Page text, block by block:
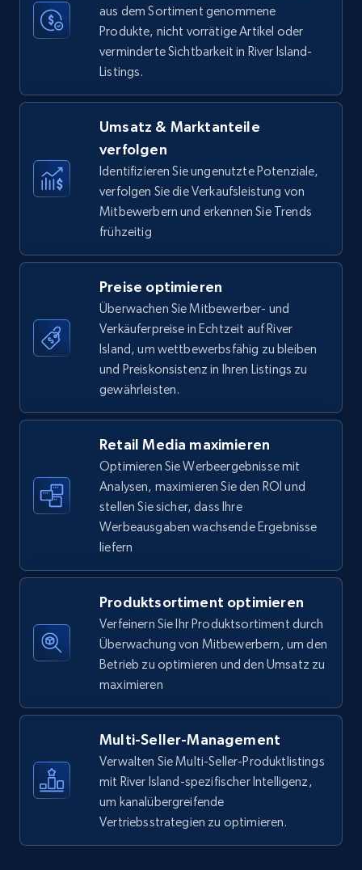
Amazon products - find products by using
upc numbers
Title, Seller name, Brand, Description, Initial
price, Currency, Availability, Reviews count, and
35.2K+ Jetzt anfangen
Amazon Reviews
URL, Product name, Product rating, Product
rating object, Product rating max, Rating,
Author name, Asin, and more.
870+ Jetzt anfangen
Walmart - products
URL, Final price, Sku, Currency, Gtin,
Specifications, Image urls, Top reviews, and
more.
875+
Walmart - products - Find new products by
using specific category URL
URL, Final price, Sku, Currency, Gtin,
Specifications, Image urls, Top reviews, and
more.
Walmart - products - Collects products by
specific keywords
aus dem Sortiment genommene
Produkte, nicht vorrätige Artikel oder
verminderte Sichtbarkeit in River Island-
Listings.
Umsatz & Marktanteile
verfolgen
Identifizieren Sie ungenutzte Potenziale,
verfolgen Sie die Verkaufsleistung von
Mitbewerbern und erkennen Sie Trends
frühzeitig
Preise optimieren
Überwachen Sie Mitbewerber- und
Verkäuferpreise in Echtzeit auf River
Island, um wettbewerbsfähig zu bleiben
und Preiskonsistenz in Ihren Listings zu
gewährleisten.
Retail Media maximieren
Optimieren Sie Werbeergebnisse mit
Analysen, maximieren Sie den ROI und
stellen Sie sicher, dass Ihre
Werbeausgaben wachsende Ergebnisse
liefern
Produktsortiment optimieren
Verfeinern Sie Ihr Produktsortiment durch
Überwachung von Mitbewerbern, um den
Betrieb zu optimieren und den Umsatz zu
maximieren
Multi-Seller-Management
Verwalten Sie Multi-Seller-Produktlistings
mit River Island-spezifischer Intelligenz,
um kanalübergreifende
Vertriebsstrategien zu optimieren.